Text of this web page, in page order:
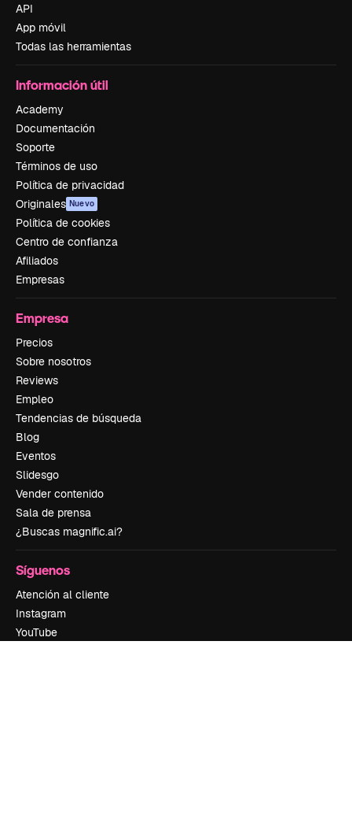
API
App móvil
Todas las herramientas
Información útil
Academy
Documentación
Soporte
Términos de uso
Política de privacidad
Originales Nuevo
Política de cookies
Centro de confianza
Afiliados
Empresas
Empresa
Precios
Sobre nosotros
Reviews
Empleo
Tendencias de búsqueda
Blog
Eventos
Slidesgo
Vender contenido
Sala de prensa
¿Buscas magnific.ai?
Síguenos
Atención al cliente
Instagram
YouTube